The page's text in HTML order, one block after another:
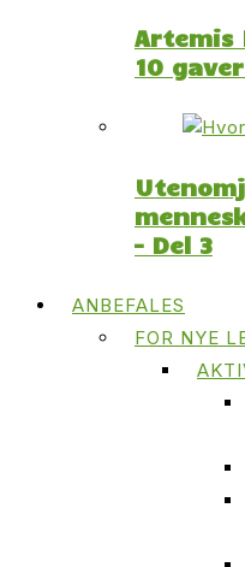
Artemis
10
– Del 3
ANBEFALES
FOR NYE